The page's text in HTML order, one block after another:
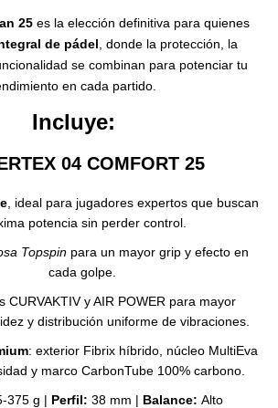
25es la elección definitiva para quienes
de pádel , donde la protección, la
se combinan para potenciar tu
en cada partido.
Incluye:
04 COMFORT 25
, ideal para jugadores expertos que buscan
potencia sin perder control.
Topspin para un mayor grip y efecto en
cada golpe.
CURVAKTIV y AIR POWER para mayor
y distribución uniforme de vibraciones.
: exterior Fibrix híbrido, núcleo MultiEva
y marco CarbonTube 100% carbono.
375 g | Perfil: 38 mm | Balance: Alto